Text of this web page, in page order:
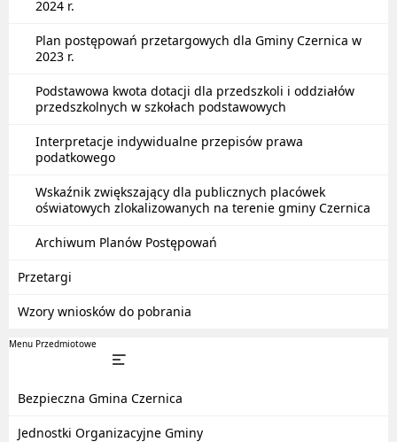
2024 r.
Plan postępowań przetargowych dla Gminy Czernica w
2023 r.
Podstawowa kwota dotacji dla przedszkoli i oddziałów
przedszkolnych w szkołach podstawowych
Interpretacje indywidualne przepisów prawa
podatkowego
Wskaźnik zwiększający dla publicznych placówek
oświatowych zlokalizowanych na terenie gminy Czernica
Archiwum Planów Postępowań
Przetargi
Wzory wniosków do pobrania
Menu Przedmiotowe
Bezpieczna Gmina Czernica
Jednostki Organizacyjne Gminy